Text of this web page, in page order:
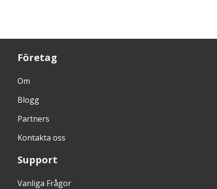
Företag
Om
Blogg
Partners
Kontakta oss
Support
Vanliga Frågor